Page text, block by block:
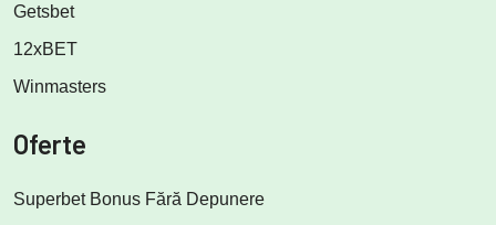
Getsbet
12xBET
Winmasters
Oferte
Superbet Bonus Fără Depunere